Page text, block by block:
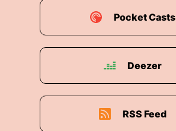
Pocket Casts
Deezer
RSS Feed